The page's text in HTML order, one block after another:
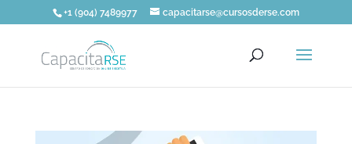
+1 (904) 7489977 capacitarse@cursosderse.com